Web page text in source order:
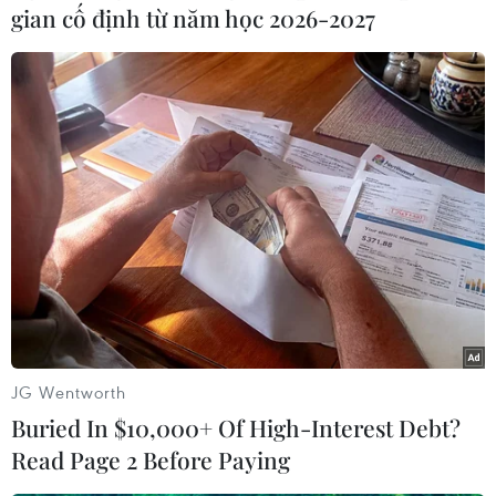
2012 được gọi là DACA (Tạm hoãn thi hành lệnh
trục xuất những người đến Mỹ bất hợp pháp từ
thời thơ ấu), cho phép những người tới Mỹ bất
hợp pháp khi còn là trẻ em được ở lại để học tập
và làm việc với khả năng gia hạn 2 năm một
Chính sách này cho phép 1-2 triệu thanh niên
đã đến Mỹ bất hợp pháp có thể ở lại đến khi
hoàn tất việc học tập./.
(TTXVN/Vietnam+)
gian cố định từ năm học 2026-2027
JG Wentworth
Buried In $10,000+ Of High-Interest Debt?
Read Page 2 Before Paying